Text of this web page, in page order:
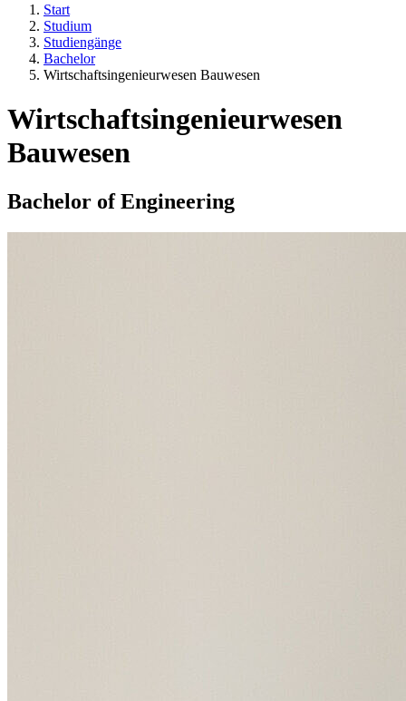
Start
Studium
Studiengänge
Bachelor
Wirtschaftsingenieurwesen Bauwesen
Wirtschaftsingenieurwesen
Bauwesen
Bachelor of Engineering